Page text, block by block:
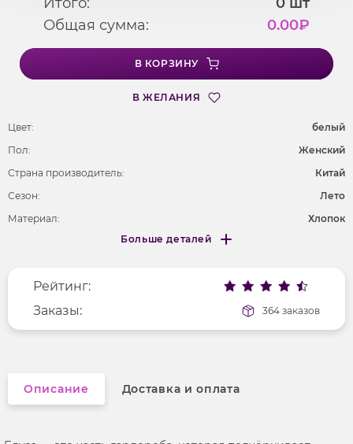
Общая сумма:
0.00₽
В КОРЗИНУ
В ЖЕЛАНИЯ
Цвет:
белый
Пол:
Женский
Страна производитель:
Китай
Сезон:
Лето
Материал:
Хлопок
Фактура материала
текстильный
Длина рукава
длинные
Вырез горловины
v-образный
Больше деталей
Меньше деталей
Рейтинг:
Заказы:
364 заказов
Описание Доставка и оплата